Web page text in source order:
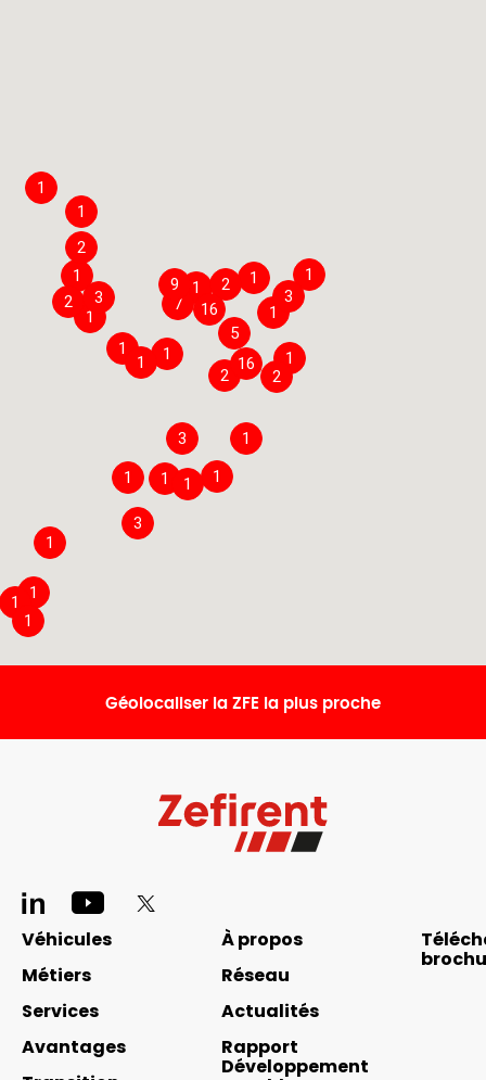
1
1
1
1
1
1
1
1
1
1
1
1
1
1
1
1
1
1
1
1
1
2
2
3
3
16
16
5
2
2
3
2
7
9
3
Géolocaliser la ZFE la plus proche
Pied
de
réseaux
sociaux
Navigation
principale
footer
Véhicules
Métiers
Services
Avantages
À propos
Réseau
Actualités
Rapport
Développement